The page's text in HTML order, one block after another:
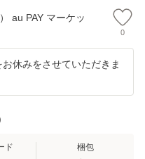
パ
au PAY マーケッ
0
休みをさせていただきま
ド 梱包